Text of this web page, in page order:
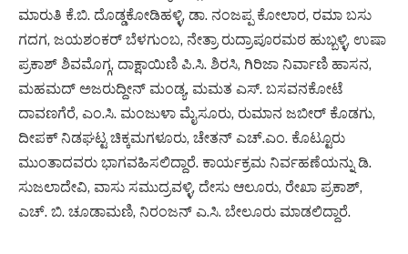
ಮಾರುತಿ ಕೆ.ಬಿ. ದೊಡ್ಡಕೋಡಿಹಳ್ಳಿ, ಡಾ. ನಂಜಪ್ಪ ಕೋಲಾರ, ರಮಾ ಬಸು
ಗದಗ, ಜಯಶಂಕರ್ ಬೆಳಗುಂಬ, ನೇತ್ರಾ ರುದ್ರಾಪೂರಮಠ ಹುಬ್ಬಳ್ಳಿ, ಉಷಾ
ಪ್ರಕಾಶ್ ಶಿವಮೊಗ್ಗ, ದಾಕ್ಷಾಯಿಣಿ ಪಿ.ಸಿ. ಶಿರಸಿ, ಗಿರಿಜಾ ನಿರ್ವಾಣಿ ಹಾಸನ,
ಮಹಮದ್ ಅಜರುದ್ದೀನ್ ಮಂಡ್ಯ, ಮಮತ ಎಸ್. ಬಸವನಕೋಟೆ
ದಾವಣಗೆರೆ, ಎಂ.ಸಿ. ಮಂಜುಳಾ ಮೈಸೂರು, ರುಮಾನ ಜಬೀರ್ ಕೊಡಗು,
ದೀಪಕ್ ನಿಡಘಟ್ಟ ಚಿಕ್ಕಮಗಳೂರು, ಚೇತನ್ ಎಚ್.ಎಂ. ಕೊಟ್ಟೂರು
ಮುಂತಾದವರು ಭಾಗವಹಿಸಲಿದ್ದಾರೆ. ಕಾರ್ಯಕ್ರಮ ನಿರ್ವಹಣೆಯನ್ನು ಡಿ.
ಸುಜಲಾದೇವಿ, ವಾಸು ಸಮುದ್ರವಳ್ಳಿ, ದೇಸು ಆಲೂರು, ರೇಖಾ ಪ್ರಕಾಶ್,
ಎಚ್. ಬಿ. ಚೂಡಾಮಣಿ, ನಿರಂಜನ್ ಎ.ಸಿ. ಬೇಲೂರು ಮಾಡಲಿದ್ದಾರೆ.